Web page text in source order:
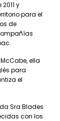
y
para el
de
ella
para
el
Sra Blades
con los